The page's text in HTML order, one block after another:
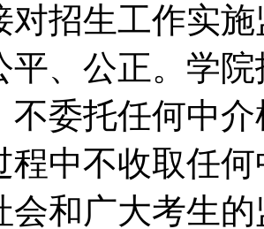
对招生工作实
平、公正。学
不委托任何中
程中不收取任
会和广大考生